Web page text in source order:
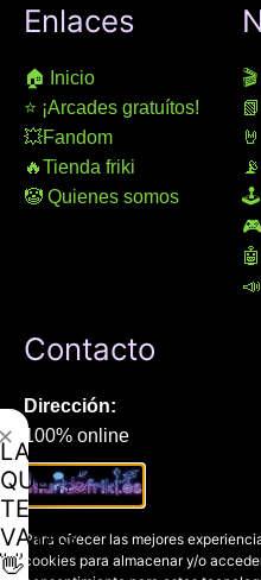
Para ofrecer las mejores
cookies para almacenar y/o
Enlaces
🏠 Inicio
⭐ ¡Arcades gratuítos!
💥Fandom
🔥Tienda friki
🤡 Quienes somos
🕹
Contacto
Dirección:
100% online
Manresa (08241), Barcelona
Chat Whatsapp (solo
+34 689 800 662
LAMENTAMOS
QUE
TE
VAYAS
👋